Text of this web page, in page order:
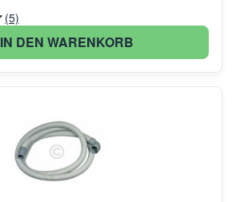
(5)
IN DEN WARENKORB